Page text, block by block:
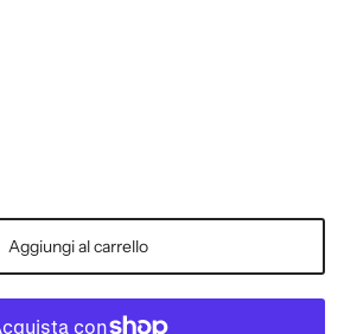
Aggiungi al carrello